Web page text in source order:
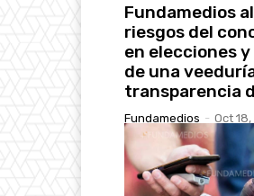
Fundamedios
riesgos del
en elecciones
de una
transparencia
Fundamedios - Oct